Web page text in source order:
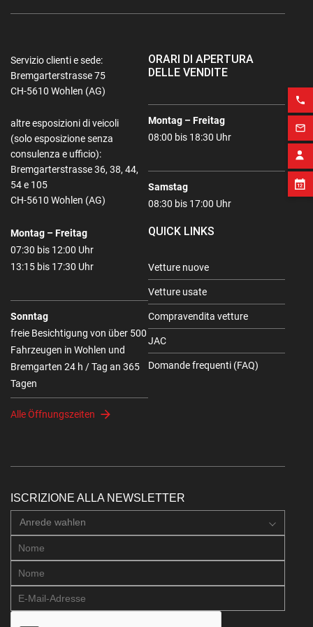
phone
mail_outline
Servizio clienti e sede:
Bremgarterstrasse 75
CH-5610 Wohlen (AG)
altre esposizioni di veicoli
(solo esposizione senza
consulenza e ufficio):
Bremgarterstrasse 36, 38, 44,
54 e 105
CH-5610 Wohlen (AG)
ORARI DI APERTURA
DELLE VENDITE
Montag – Freitag
08:00 bis 18:30 Uhr
Samstag
08:30 bis 17:00 Uhr
Montag – Freitag
07:30 bis 12:00 Uhr
13:15 bis 17:30 Uhr
Sonntag
freie Besichtigung von über 500
Fahrzeugen in Wohlen und
Bremgarten 24 h / Tag an 365
Tagen
Alle Öffnungszeiten
QUICK LINKS
Vetture nuove
Vetture usate
Compravendita vetture
JAC
Domande frequenti (FAQ)
ISCRIZIONE ALLA NEWSLETTER
Anrede wahlen